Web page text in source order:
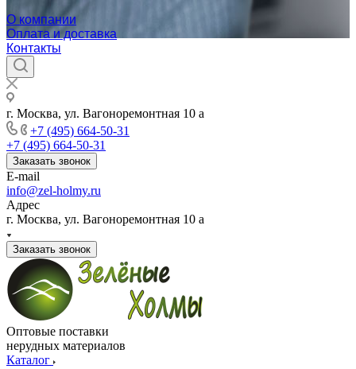
О компании
Оплата и доставка
Контакты
г. Москва, ул. Вагоноремонтная 10 а
+7 (495) 664-50-31
+7 (495) 664-50-31
Заказать звонок
E-mail
info@zel-holmy.ru
Адрес
г. Москва, ул. Вагоноремонтная 10 а
Заказать звонок
Оптовые поставки
нерудных материалов
Каталог